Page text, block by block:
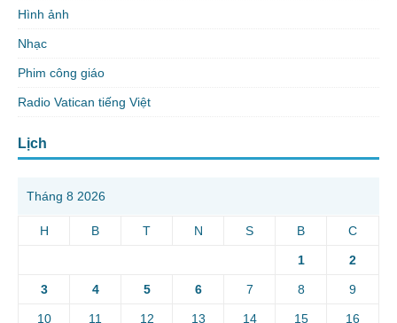
Hình ảnh
Nhạc
Phim công giáo
Radio Vatican tiếng Việt
Lịch
Tháng 8 2026
H B T N S B C
1 2
3 4 5 6 7 8 9
10 11 12 13 14 15 16